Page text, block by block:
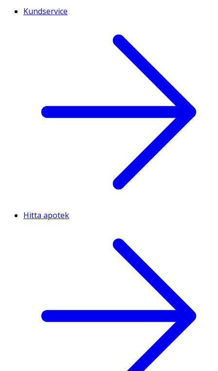
Kundservice
Hitta apotek